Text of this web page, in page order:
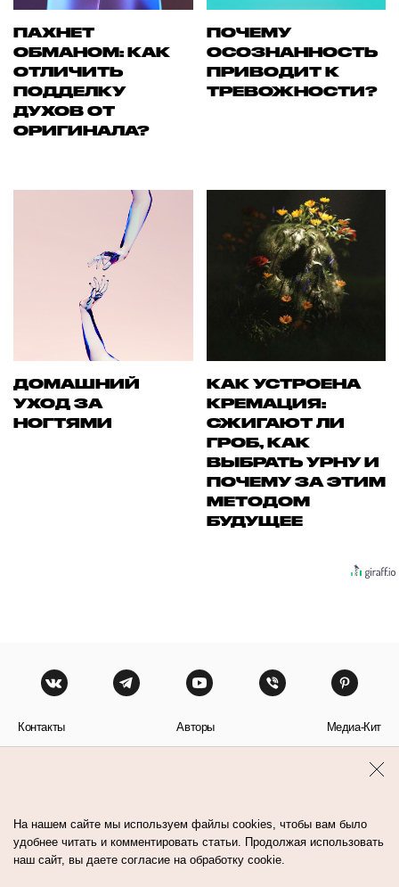
ПАХНЕТ
ОБМАНОМ: КАК
ОТЛИЧИТЬ
ПОДДЕЛКУ
ДУХОВ ОТ
ОРИГИНАЛА?
ПОЧЕМУ
ОСОЗНАННОСТЬ
ПРИВОДИТ К
ТРЕВОЖНОСТИ?
ДОМАШНИЙ
УХОД ЗА
НОГТЯМИ
КАК УСТРОЕНА
КРЕМАЦИЯ:
СЖИГАЮТ ЛИ
ГРОБ, КАК
ВЫБРАТЬ УРНУ И
ПОЧЕМУ ЗА ЭТИМ
МЕТОДОМ
БУДУЩЕЕ
Контакты Авторы Медиа-Кит
На нашем сайте мы используем файлы cookies, чтобы вам было
удобнее читать и комментировать статьи. Продолжая использовать
наш сайт, вы даете согласие на обработку cookie.